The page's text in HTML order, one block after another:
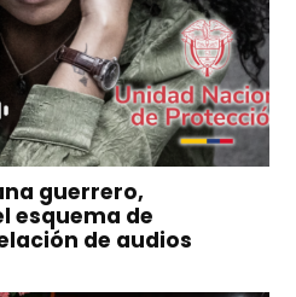
guerrero,
esquema de
de audios